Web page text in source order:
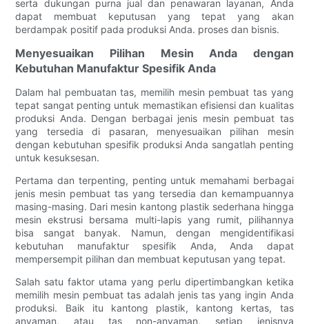
serta dukungan purna jual dan penawaran layanan, Anda
dapat membuat keputusan yang tepat yang akan
berdampak positif pada produksi Anda. proses dan bisnis.
Menyesuaikan Pilihan Mesin Anda dengan
Kebutuhan Manufaktur Spesifik Anda
Dalam hal pembuatan tas, memilih mesin pembuat tas yang
tepat sangat penting untuk memastikan efisiensi dan kualitas
produksi Anda. Dengan berbagai jenis mesin pembuat tas
yang tersedia di pasaran, menyesuaikan pilihan mesin
dengan kebutuhan spesifik produksi Anda sangatlah penting
untuk kesuksesan.
Pertama dan terpenting, penting untuk memahami berbagai
jenis mesin pembuat tas yang tersedia dan kemampuannya
masing-masing. Dari mesin kantong plastik sederhana hingga
mesin ekstrusi bersama multi-lapis yang rumit, pilihannya
bisa sangat banyak. Namun, dengan mengidentifikasi
kebutuhan manufaktur spesifik Anda, Anda dapat
mempersempit pilihan dan membuat keputusan yang tepat.
Salah satu faktor utama yang perlu dipertimbangkan ketika
memilih mesin pembuat tas adalah jenis tas yang ingin Anda
produksi. Baik itu kantong plastik, kantong kertas, tas
anyaman, atau tas non-anyaman, setiap jenisnya